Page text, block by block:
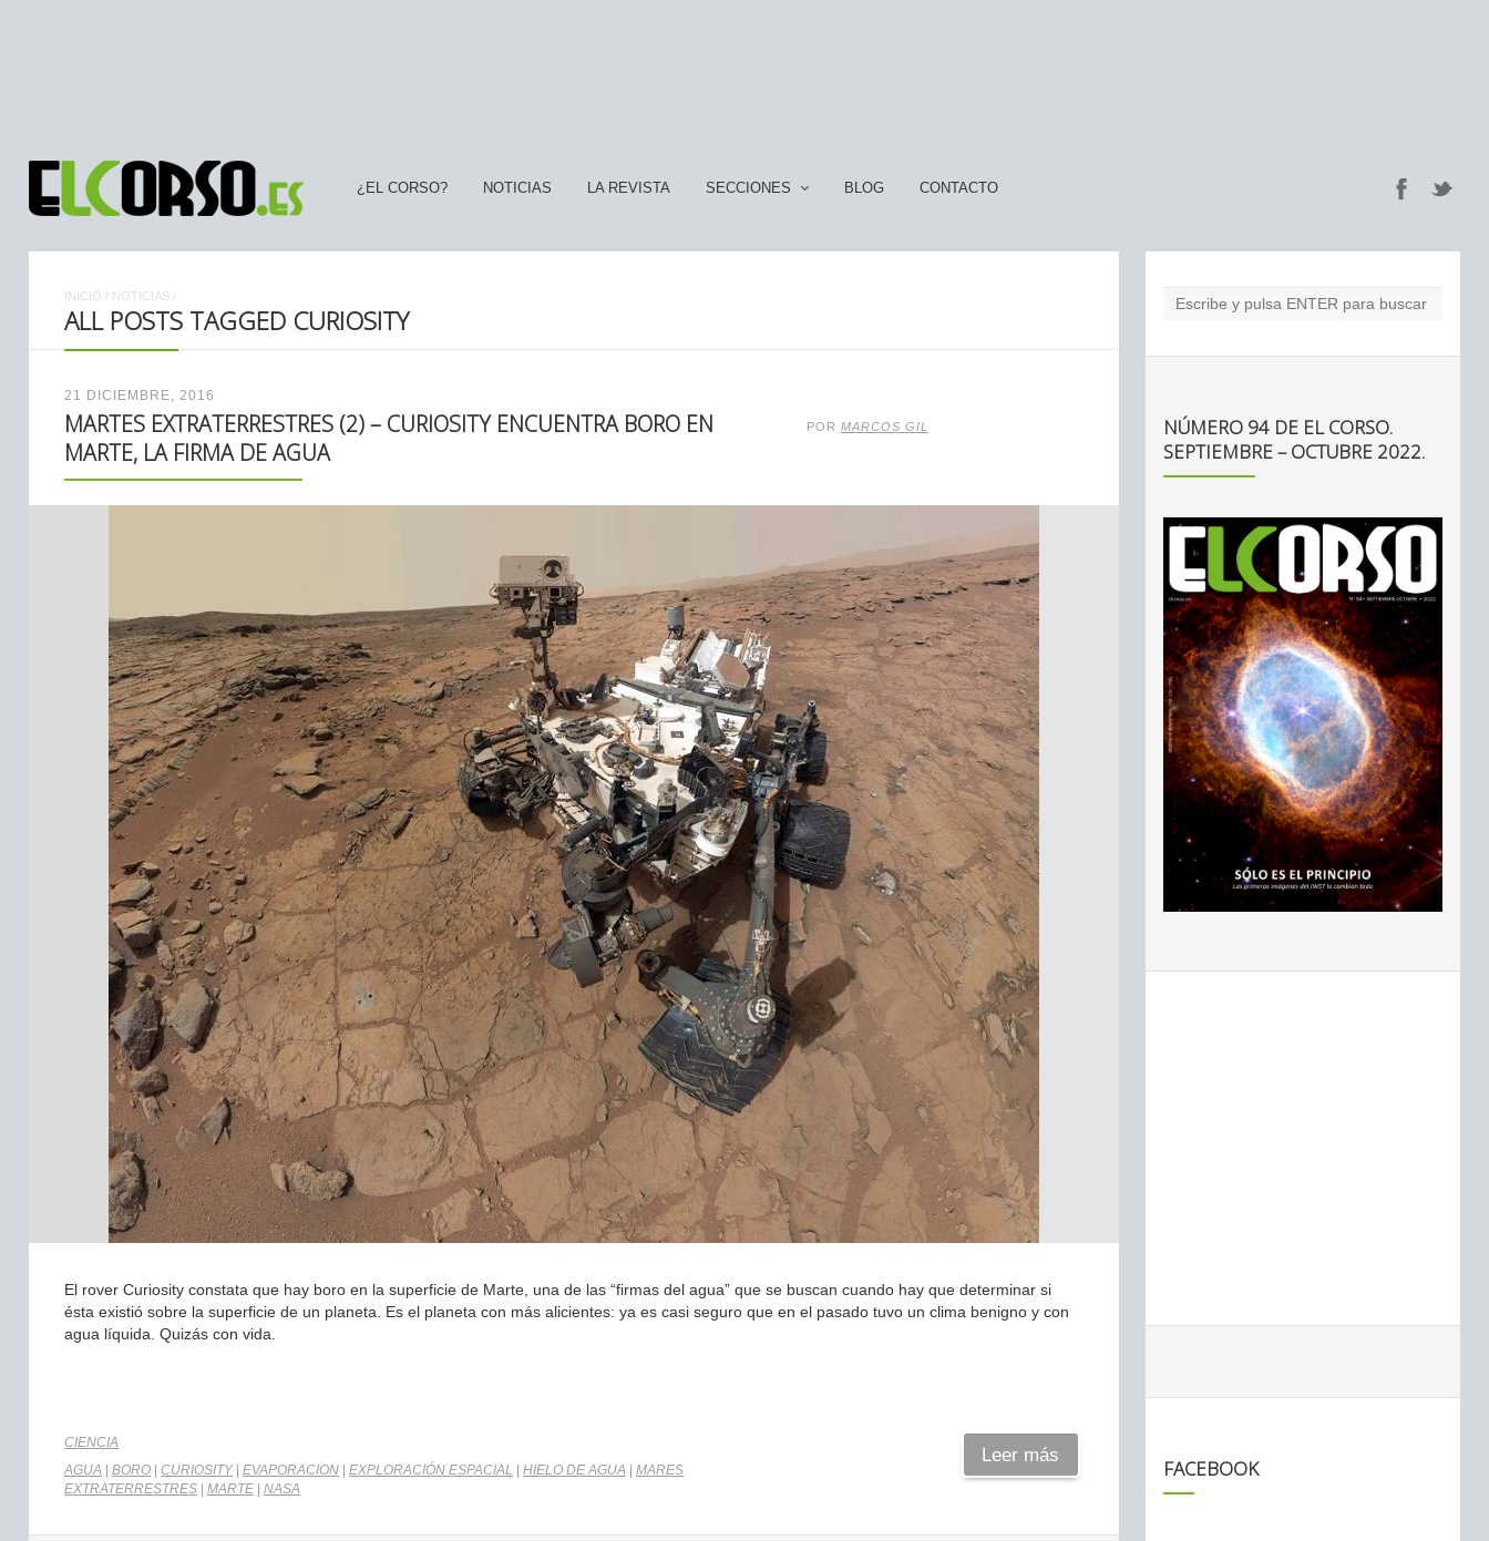
¿EL CORSO? NOTICIAS LA REVISTA SECCIONES BLOG CONTACTO
INICIO / NOTICIAS /
ALL POSTS TAGGED CURIOSITY
21 DICIEMBRE, 2016
MARTES EXTRATERRESTRES (2) – CURIOSITY ENCUENTRA BORO EN
MARTE, LA FIRMA DE AGUA
POR MARCOS GIL
El rover Curiosity constata que hay boro en la superficie de Marte, una de las “firmas del agua” que se buscan cuando hay que determinar si
ésta existió sobre la superficie de un planeta. Es el planeta con más alicientes: ya es casi seguro que en el pasado tuvo un clima benigno y con
agua líquida. Quizás con vida.
CIENCIA
AGUA
BORO CURIOSITY| EVAPORACION EXPLORACIÓN ESPACIAL HIELO DE AGUA
MARES
EXTRATERRESTRES
MARTE NASA
Leer más
NÚMERO 94 DE EL CORSO.
SEPTIEMBRE – OCTUBRE 2022.
FACEBOOK